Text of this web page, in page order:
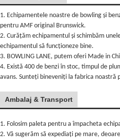
1. Echipamentele noastre de bowling și
pentru AMF original Brunswick.
2. Curățăm echipamentul și schimbăm
echipamentul să funcționeze bine.
3. BOWLING LANE, putem oferi Made in
4. Există 400 de benzi în stoc, timpul de
avans. Sunteți bineveniți la fabrica noastră
Ambalaj & Transport
1. Folosim paleta pentru a împacheta
2. Vă sugerăm să expediați pe mare,